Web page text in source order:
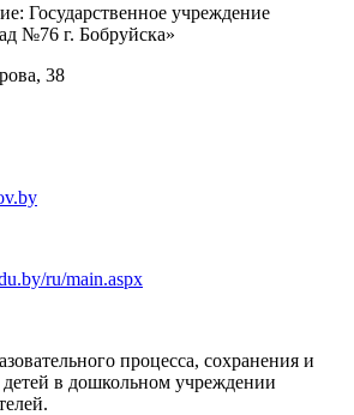
Государственное учреждение
№76 г. Бобруйска»
38
ru/main.aspx
процесса, сохранения и
детей в дошкольном учреждении